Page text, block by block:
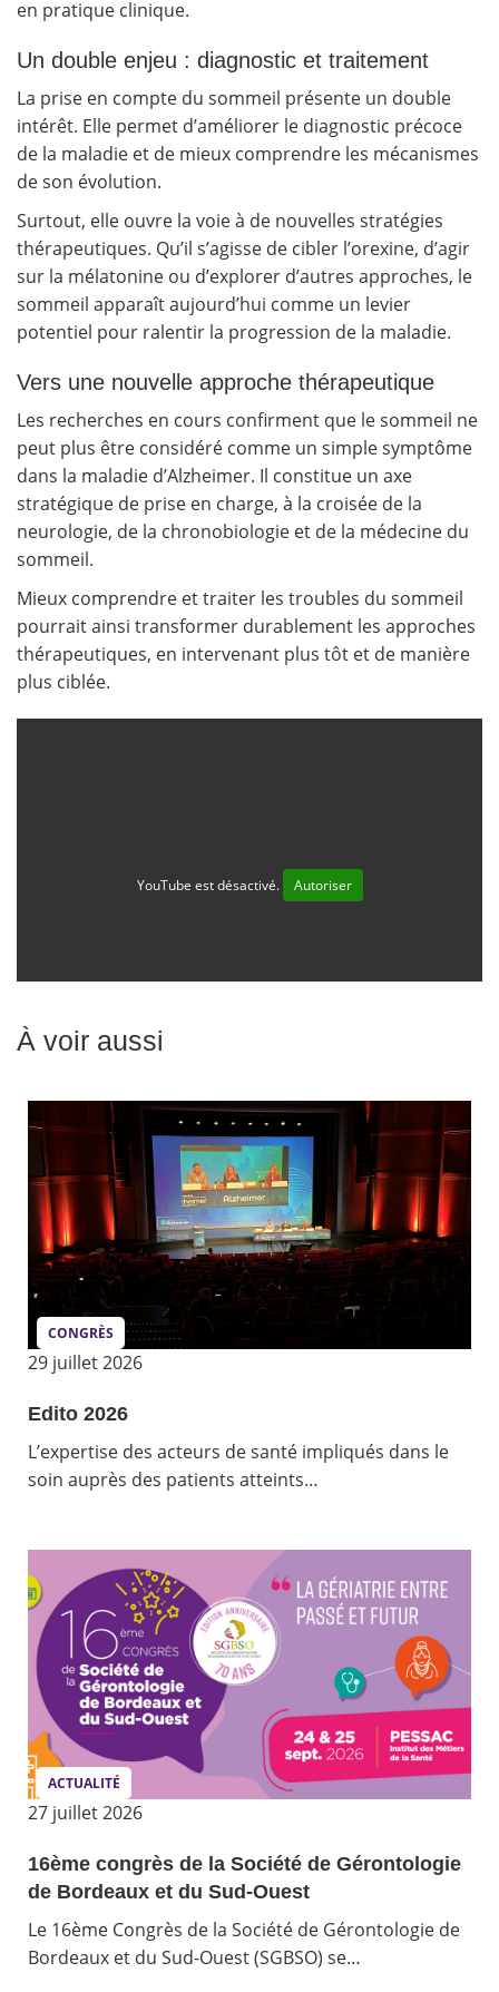
en pratique clinique.
Un double enjeu : diagnostic et traitement
La prise en compte du sommeil présente un double
intérêt. Elle permet d’améliorer le diagnostic précoce
de la maladie et de mieux comprendre les mécanismes
de son évolution.
Surtout, elle ouvre la voie à de nouvelles stratégies
thérapeutiques. Qu’il s’agisse de cibler l’orexine, d’agir
sur la mélatonine ou d’explorer d’autres approches, le
sommeil apparaît aujourd’hui comme un levier
potentiel pour ralentir la progression de la maladie.
Vers une nouvelle approche thérapeutique
Les recherches en cours confirment que le sommeil ne
peut plus être considéré comme un simple symptôme
dans la maladie d’Alzheimer. Il constitue un axe
stratégique de prise en charge, à la croisée de la
neurologie, de la chronobiologie et de la médecine du
sommeil.
Mieux comprendre et traiter les troubles du sommeil
pourrait ainsi transformer durablement les approches
thérapeutiques, en intervenant plus tôt et de manière
plus ciblée.
YouTube est désactivé. Autoriser
À voir aussi
CONGRÈS
29 juillet 2026
Edito 2026
L’expertise des acteurs de santé impliqués dans le
soin auprès des patients atteints…
ACTUALITÉ
27 juillet 2026
16ème congrès de la Société de Gérontologie
de Bordeaux et du Sud-Ouest
Le 16ème Congrès de la Société de Gérontologie de
Bordeaux et du Sud-Ouest (SGBSO) se…